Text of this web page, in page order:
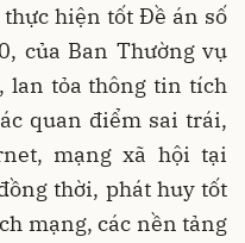
hiện tốt Đề án số
của Ban Thường vụ
lan tỏa thông tin tích
quan điểm sai trái,
mạng xã hội tại
thời, phát huy tốt
mạng, các nền tảng